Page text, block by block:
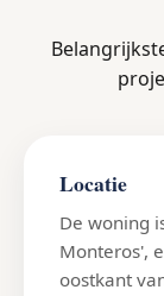
Locatie
De woning
Monteros',
oostkant